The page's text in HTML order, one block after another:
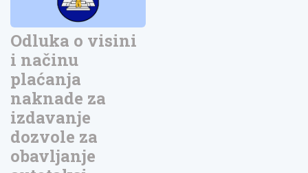
Odluka o visini
i načinu
plaćanja
naknade za
izdavanje
dozvole za
obavljanje